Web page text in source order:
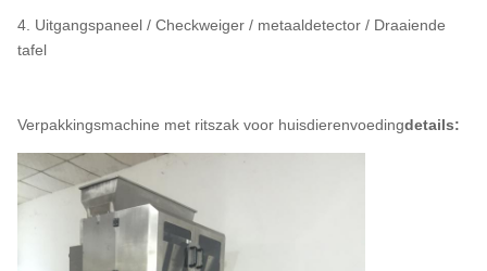
4. Uitgangspaneel / Checkweiger / metaaldetector / Draaiende
tafel
Verpakkingsmachine met ritszak voor huisdierenvoedingdetails: